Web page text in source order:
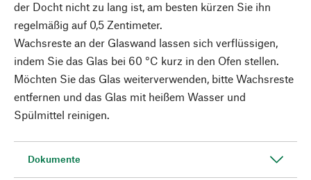
der Docht nicht zu lang ist, am besten kürzen Sie ihn
regelmäßig auf 0,5 Zentimeter.
Wachsreste an der Glaswand lassen sich verflüssigen,
indem Sie das Glas bei 60 °C kurz in den Ofen stellen.
Möchten Sie das Glas weiterverwenden, bitte Wachsreste
entfernen und das Glas mit heißem Wasser und
Spülmittel reinigen.
Dokumente